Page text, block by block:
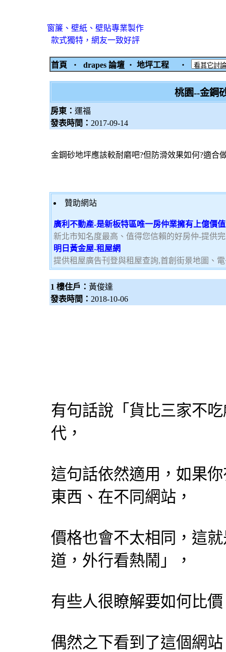
窗簾、壁紙、壁貼專業製作
款式獨特，網友一致好評
首頁 ‧ drapes 論壇 ‧ 地坪工程 ‧
桃園--金鋼
房東： 運福
發表時間： 2017-09-14
金鋼砂地坪應該較耐磨吧?但防滑效果如何?適合
贊助網站
廣利不動產-是新板特區唯一房仲業擁有上億價
新北市知名度最高、值得您信賴的好房仲-提供
明日黃金屋-租屋網
提供租屋廣告刊登與租屋查詢,首創街景地圖、
1 樓住戶： 黃俊達
發表時間： 2018-10-06
有句話說「貨比三家不
代，
這句話依然適用，如果
東西、在不同網站，
價格也會不太相同，這
道，外行看熱鬧」，
有些人很瞭解要如何比價
偶然之下看到了這個網